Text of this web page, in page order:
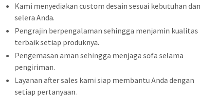
Kami menyediakan custom desain sesuai kebutuhan dan
selera Anda.
Pengrajin berpengalaman sehingga menjamin kualitas
terbaik setiap produknya.
Pengemasan aman sehingga menjaga sofa selama
pengiriman.
Layanan after sales kami siap membantu Anda dengan
setiap pertanyaan.